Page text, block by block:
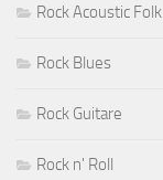
Rock Acoustic Folk
Rock Blues
Rock Guitare
Rock n' Roll